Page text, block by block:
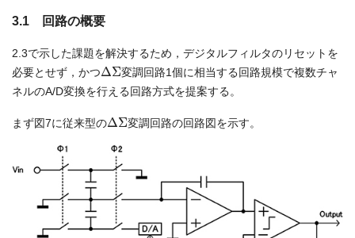
3.1 回路の概要
2.3で示した課題を解決するため，デジタルフィルタのリセットを
必要とせず，かつ Δ Σ変調回路1個に相当する回路規模で複数チャ
ネルのA/D変換を行える回路方式を提案する。
まず図7に従来型の Δ Σ変調回路の回路図を示す。